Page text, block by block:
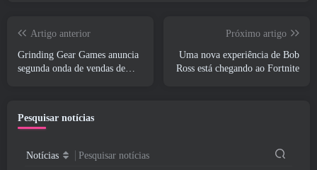
Artigo anterior
Grinding Gear Games anuncia
segunda onda de vendas de
Próximo artigo
Uma nova experiência de Bob
Ross está chegando ao Fortnite
Pesquisar notícias
Notícias Pesquisar notícias